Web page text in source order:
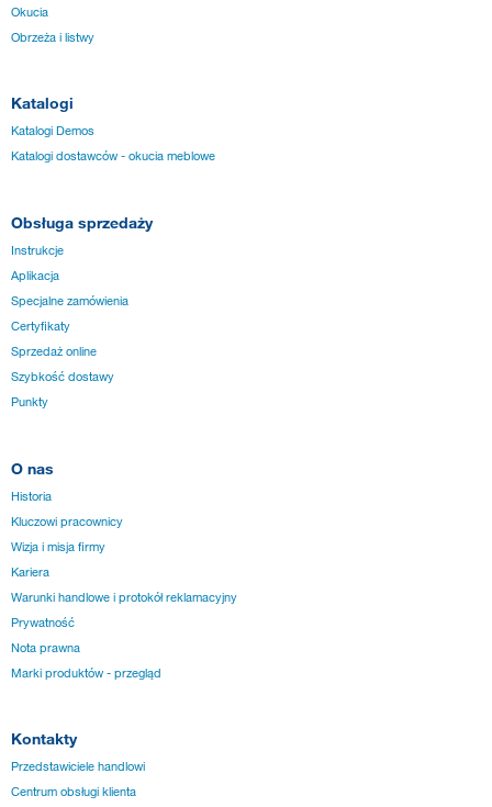
Okucia
Obrzeża i listwy
Katalogi
Katalogi Demos
Katalogi dostawców - okucia meblowe
Obsługa sprzedaży
Instrukcje
Aplikacja
Specjalne zamówienia
Certyfikaty
Sprzedaż online
Szybkość dostawy
Punkty
O nas
Historia
Kluczowi pracownicy
Wizja i misja firmy
Kariera
Warunki handlowe i protokół reklamacyjny
Prywatność
Nota prawna
Marki produktów - przegląd
Kontakty
Przedstawiciele handlowi
Centrum obsługi klienta